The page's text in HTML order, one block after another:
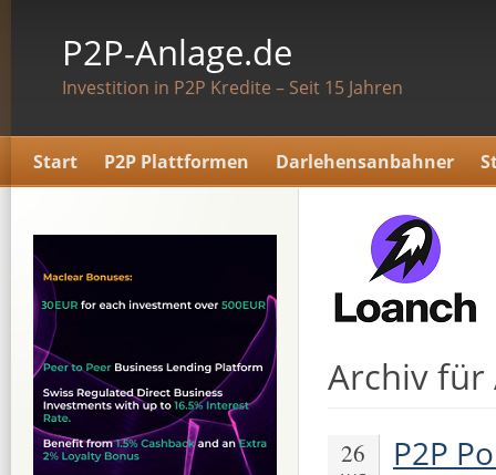
P2P-Anlage.de
Investition in P2P Kredite – Seit 15 Jahren
Start P2P Plattformen Darlehensanbahner
Archiv für
26 P2P